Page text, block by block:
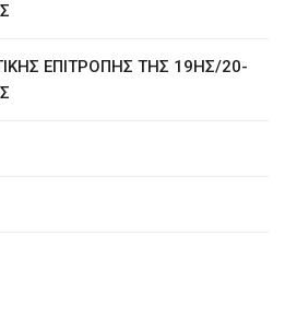
ΕΠΙΤΡΟΠΗΣ ΤΗΣ 19ΗΣ/20-